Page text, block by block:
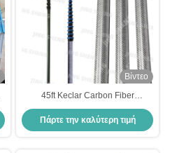
Βίντεο
45ft Keclar Carbon Fiber
Telescopic Pole για πλυντήριο
υψηλής πίεσης τηλεσκοπικά όπλα
Υποστήριξη ODM
Πάρτε την καλύτερη τιμή